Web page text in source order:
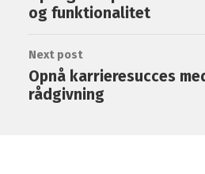
og funktionalitet
Next post
Opnå karrieresucces
rådgivning